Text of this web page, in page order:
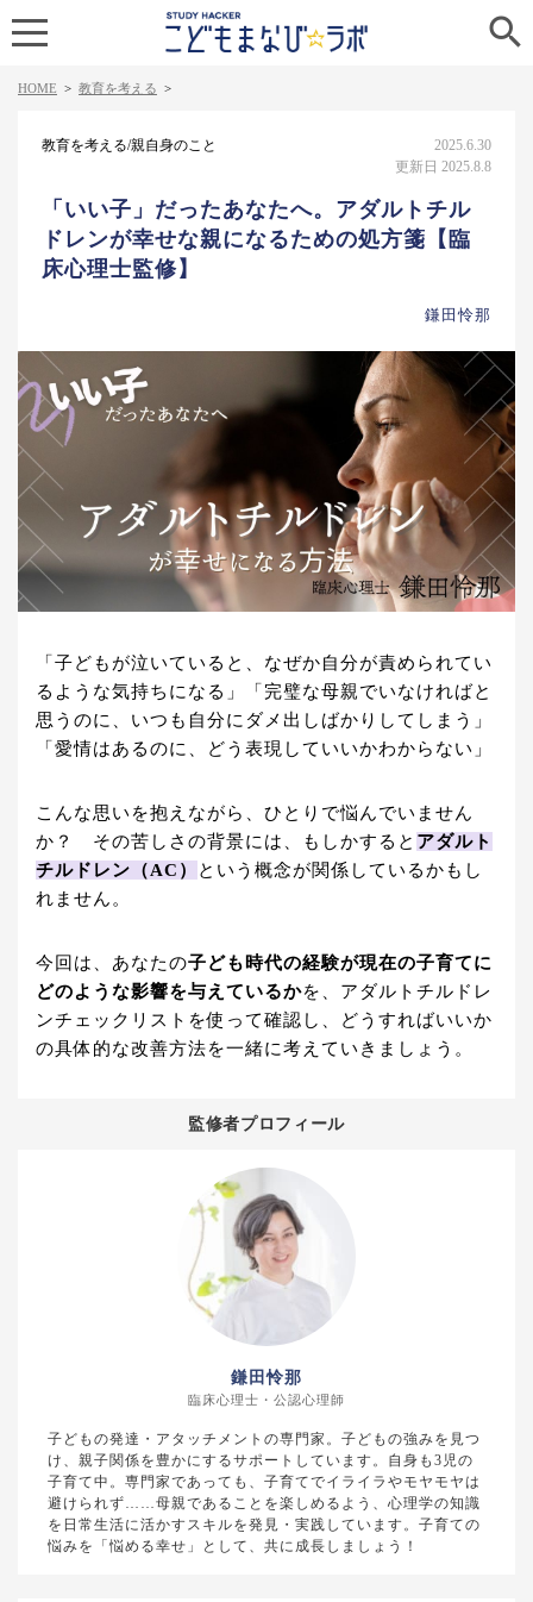

HOME > 教育を考える >
教育を考える/親自身のこと
2025.6.30
更新日 2025.8.8
「いい子」だったあなたへ。アダルトチル
ドレンが幸せな親になるための処方箋【臨
床心理士監修】
鎌田怜那
「子どもが泣いていると、なぜか自分が責められてい
るような気持ちになる」「完璧な母親でいなければと
思うのに、いつも自分にダメ出しばかりしてしまう」
「愛情はあるのに、どう表現していいかわからない」
こんな思いを抱えながら、ひとりで悩んでいません
か？ その苦しさの背景には、もしかすると アダルト
チルドレン（AC）
という概念が関係しているかもし
れません。
今回は、あなたの子ども時代の経験が現在の子育てに
どのような影響を与えているかを、アダルトチルドレ
ンチェックリストを使って確認し、どうすればいいか
の具体的な改善方法を一緒に考えていきましょう。
監修者プロフィール
鎌田怜那
臨床心理士・公認心理師
子どもの発達・アタッチメントの専門家。子どもの強みを見つ
け、親子関係を豊かにするサポートしています。自身も3児の
子育て中。専門家であっても、子育てでイライラやモヤモヤは
避けられず……母親であることを楽しめるよう、心理学の知識
を日常生活に活かすスキルを発見・実践しています。子育ての
悩みを「悩める幸せ」として、共に成長しましょう！